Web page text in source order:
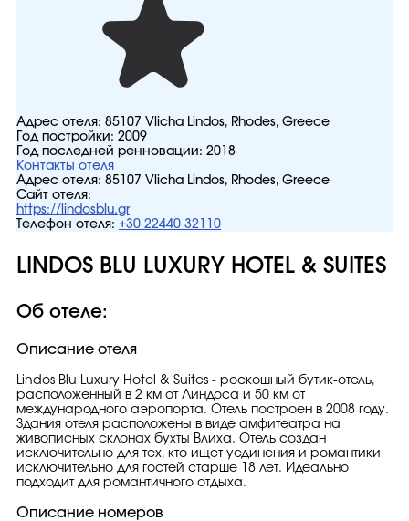
Адрес отеля: 85107 Vlicha Lindos, Rhodes, Greece
Год постройки: 2009
Год последней ренновации: 2018
Контакты отеля
Адрес отеля: 85107 Vlicha Lindos, Rhodes, Greece
Сайт отеля:
https://lindosblu.gr
Телефон отеля: +30 22440 32110
LINDOS BLU LUXURY HOTEL & SUITES
Об отеле:
Описание отеля
Lindos Blu Luxury Hotel & Suites - роскошный бутик-отель,
расположенный в 2 км от Линдоса и 50 км от
международного аэропорта. Отель построен в 2008 году.
Здания отеля расположены в виде амфитеатра на
живописных склонах бухты Влиха. Отель создан
исключительно для тех, кто ищет уединения и романтики
исключительно для гостей старше 18 лет. Идеально
подходит для романтичного отдыха.
Описание номеров